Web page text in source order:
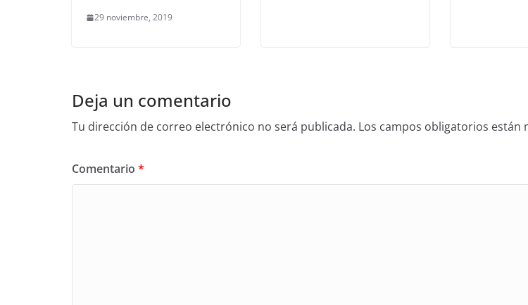
29 noviembre, 2019
Deja un comentario
Tu dirección de correo electrónico no será publicada. Los campos obligatorios están
Comentario *